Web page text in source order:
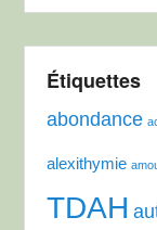
Étiquettes
abondance
alexithymie
TDAH